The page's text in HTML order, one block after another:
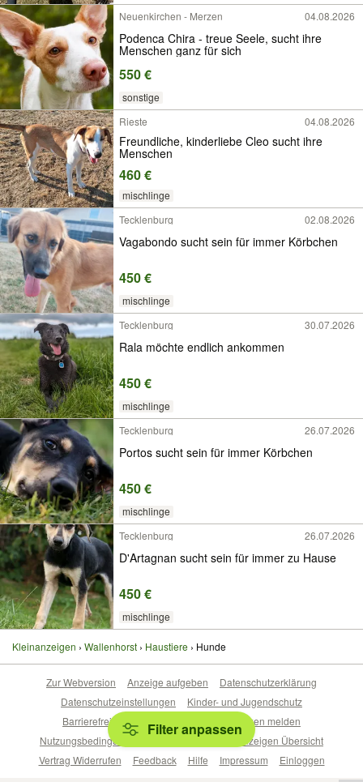
Neuenkirchen - Merzen
04.08.2026
Podenca Chira - treue Seele, sucht ihre
Menschen ganz für sich
550 €
sonstige
Rieste
04.08.2026
Freundliche, kinderliebe Cleo sucht ihre
Menschen
460 €
mischlinge
Tecklenburg
02.08.2026
Vagabondo sucht sein für immer Körbchen
450 €
mischlinge
Tecklenburg
30.07.2026
Rala möchte endlich ankommen
450 €
mischlinge
Tecklenburg
26.07.2026
Portos sucht sein für immer Körbchen
450 €
mischlinge
Tecklenburg
26.07.2026
D'Artagnan sucht sein für immer zu Hause
450 €
mischlinge
Kleinanzeigen Wallenhorst Haustiere Hunde
Filter anpassen
Zur Webversion Anzeige aufgeben
Datenschutzerklärung
Datenschutzeinstellungen
Kinder- und Jugendschutz
Barrierefreiheitserklärung
Sicherheitslücken melden
Nutzungsbedingungen
Beliebte Suchen
Anzeigen Übersicht
Vertrag Widerrufen
Feedback Hilfe Impressum Einloggen